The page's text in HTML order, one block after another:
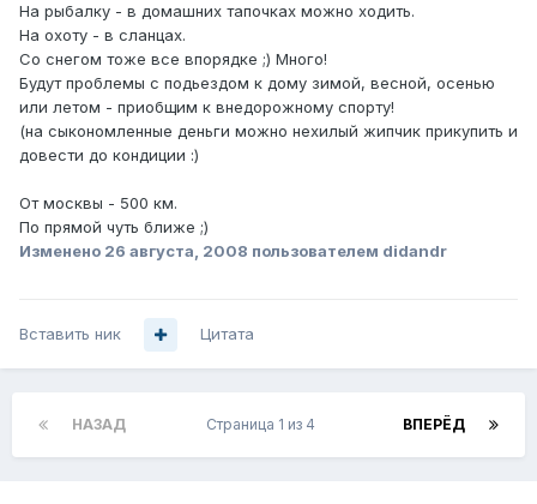
На рыбалку - в домашних тапочках можно ходить.
На охоту - в сланцах.
Со снегом тоже все впорядке ;) Много!
Будут проблемы с подьездом к дому зимой, весной, осенью
или летом - приобщим к внедорожному спорту!
(на сыкономленные деньги можно нехилый жипчик прикупить и
довести до кондиции :)
От москвы - 500 км.
По прямой чуть ближе ;)
Изменено 26 августа, 2008 пользователем didandr
Вставить ник Цитата
НАЗАД ВПЕРЁД
Страница 1 из 4